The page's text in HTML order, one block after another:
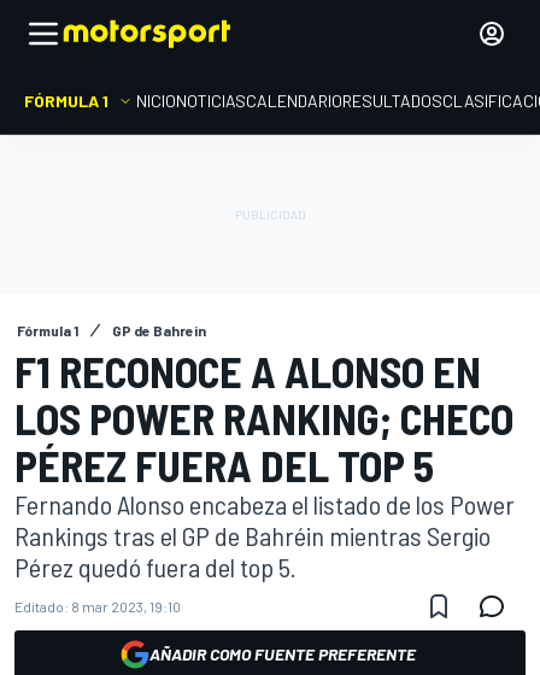
FÓRMULA 1 INICIONOTICIASCALENDARIORESULTADOS
Fórmula 1 GP de Bahrein
F1 RECONOCE A ALONSO EN
LOS POWER RANKING; CHECO
PÉREZ FUERA DEL TOP 5
Fernando Alonso encabeza el listado de los Power
Rankings tras el GP de Bahréin mientras Sergio
Pérez quedó fuera del top 5.
Editado: 8 mar 2023, 19:10
AÑADIR COMO FUENTE PREFERENTE